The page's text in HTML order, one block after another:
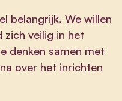
belangrijk. We willen
zich veilig in het
denken samen met
over het inrichten